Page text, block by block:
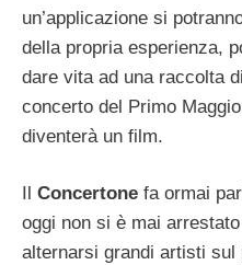
un’applicazione si
della propria esperienza,
dare vita ad una raccolta
concerto del Primo
diventerà un film.
Il Concertone fa ormai
oggi non si è mai
alternarsi grandi artisti